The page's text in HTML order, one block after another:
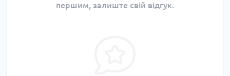
першим, залиште свій відгук.